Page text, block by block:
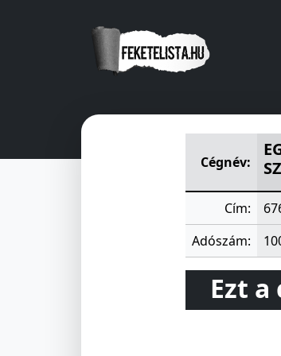
EGYSÉG
Cégnév:
Cím:
Adószám:
Ezt